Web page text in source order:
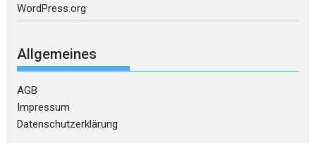
WordPress.org
Allgemeines
AGB
Impressum
Datenschutzerklärung